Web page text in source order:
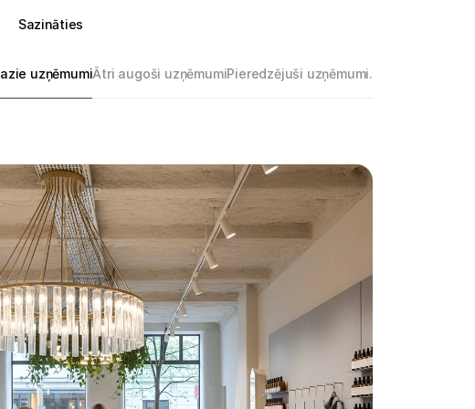
uzņēmumiĀtri augoši uzņēmumiPieredzējuši uzņēmumi.
Sazināties
saites